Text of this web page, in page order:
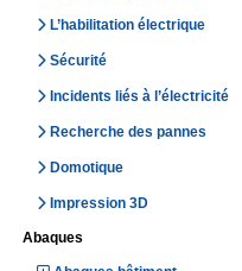
L’habilitation électrique
Sécurité
Incidents liés à l’électricité
Recherche des pannes
Domotique
Impression 3D
Abaques